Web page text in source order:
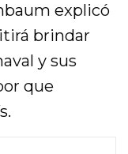
explicó
brindar
y sus
que